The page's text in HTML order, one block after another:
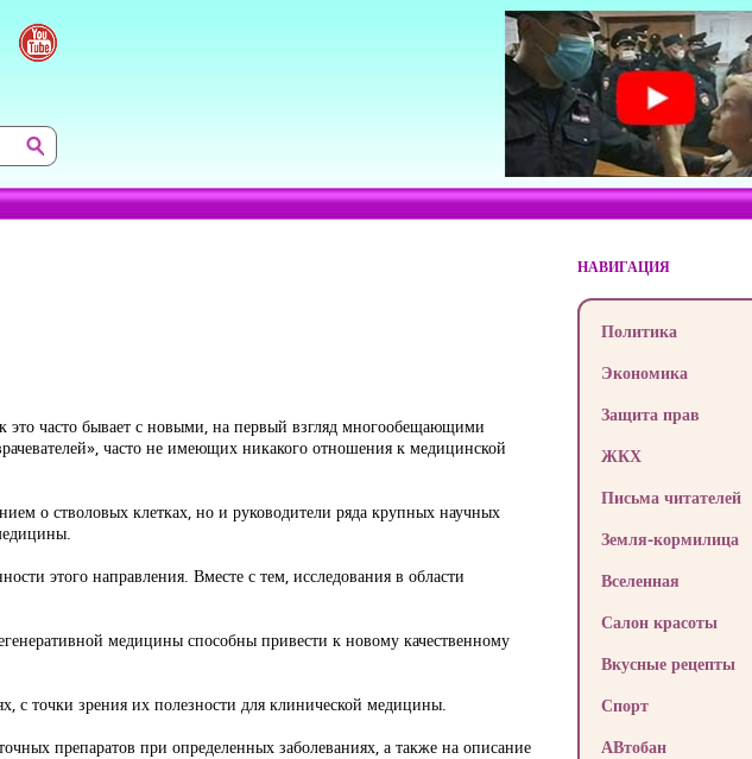
часто бывает с новыми, на первый взгляд мно­гообещающими
часто не имеющих никакого отношения к медицинской
о стволовых клетках, но и руководители ряда крупных научных
этого направления. Вместе с тем, исследования в области
медицины способны привести к новому качест­венному
с точки зрения их полезности для клинической медицины.
препаратов при определенных заболеваниях, а также на описание
НАВИГАЦИЯ
Политика
Экономика
Защита прав
ЖКХ
Письма читателей
Земля-кормилица
Вселенная
Салон красоты
Вкусные рецепты
Спорт
АВтобан